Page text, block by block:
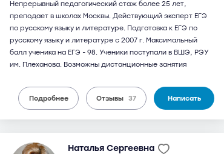
Непрерывный педагогический стаж более 25 лет,
преподает в школах Москвы. Действующий эксперт ЕГЭ
по русскому языку и литературе. Подготовка к ЕГЭ по
русскому языку и литературе с 2007 г. Максимальный
балл ученика на ЕГЭ - 98. Ученики поступали в ВШЭ, РЭУ
им. Плеханова. Возможны дистанционные занятия
Подробнее Отзывы 37 Написать
Наталья Сергеевна